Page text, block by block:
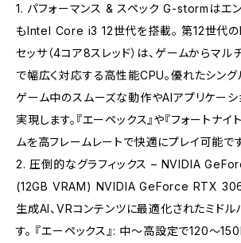
1. パフォーマンス & スペック G-stormはエ
もIntel Core i3 12世代を搭載。 第12世代
セッサ（4コア8スレッド）は、ゲームからマル
で幅広く対応する高性能CPU。優れたシング
ゲーム中のスムーズな動作やAIアプリケー
実現します。『エーペックス』や『フォートナ
ムを高フレームレートで快適にプレイ可能です
2. 圧倒的なグラフィックス – NVIDIA
(12GB VRAM) NVIDIA GeForce RTX
生成AI、VRコンテンツに最適化されたミドル
す。 『エーペックス』: 中～高設定で120～